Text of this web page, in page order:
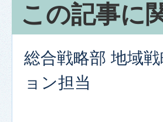
この記事に
総合戦略部 地域
ョン担当